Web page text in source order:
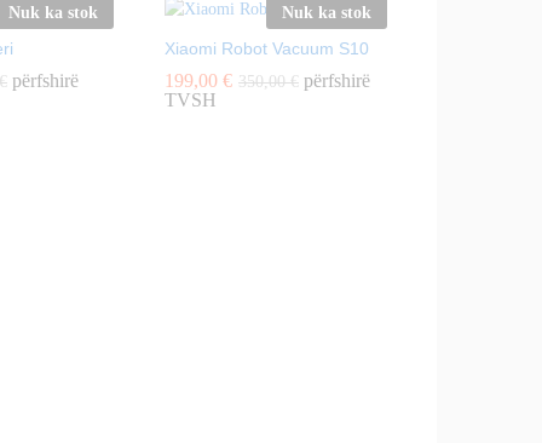
Nuk ka stok
€ përfshirë
Nuk ka stok
Xiaomi Robot Vacuum S10
199,00 € 350,00€ përfshirë
TVSH